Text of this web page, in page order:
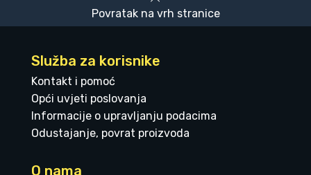
Povratak na vrh stranice
Služba za korisnike
Kontakt i pomoć
Opći uvjeti poslovanja
Informacije o upravljanju podacima
Odustajanje, povrat proizvoda
O nama